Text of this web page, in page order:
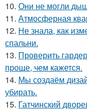
10. Они не могли
11. Атмосферная
12. Не знала, как
спальни.
13. Проверить
проще, чем кажется.
14. Мы создаём
убирать.
15. Гатчинский